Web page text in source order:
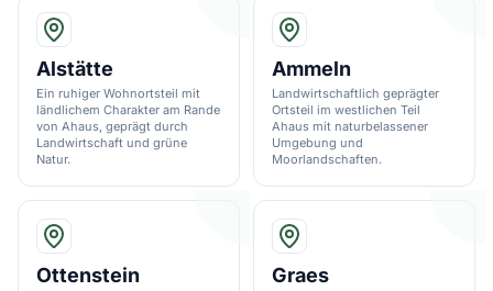
Alstätte
Ein ruhiger Wohnortsteil mit
ländlichem Charakter am Rande
von Ahaus, geprägt durch
Landwirtschaft und grüne
Natur.
Ammeln
Landwirtschaftlich geprägter
Ortsteil im westlichen Teil
Ahaus mit naturbelassener
Umgebung und
Moorlandschaften.
Ottenstein Graes